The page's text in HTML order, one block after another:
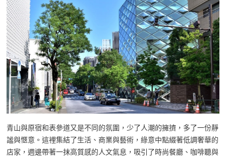
青山與原宿和表參道又是不同的氛圍，少了人潮的擁擠，多了一份靜
謐與愜意。這裡集結了生活、商業與藝術，綠意中點綴著低調奢華的
店家，週邊帶著一抹高質感的人文氣息，吸引了時尚餐廳、咖啡聽與